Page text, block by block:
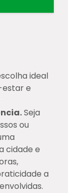
ideal
e
Seja
ou
cidade e
a